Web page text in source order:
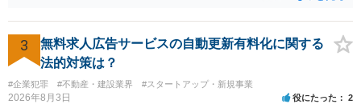
ます。 すでに王先生からも回答されている通り、最寄りの弁護士に相
談されることをお勧めします。
3
無料求人広告サービスの自動更新有料化に関する
法的対策は？
#企業犯罪 #不動産・建設業界 #スタートアップ・新規事業
2026年8月3日 役にたった 2